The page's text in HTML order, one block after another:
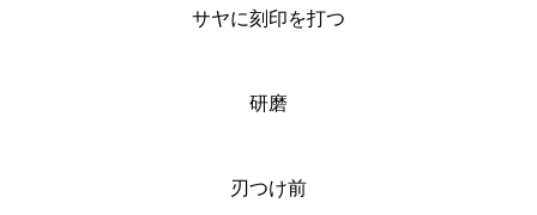
サヤに刻印を打つ
研磨
刃つけ前